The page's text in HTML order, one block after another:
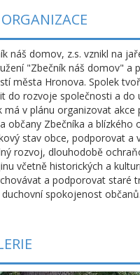
náš domov, z.s. vznikl na
"Zbečník náš domov" a
města Hronova. Spolek
do rozvoje společnosti a do
má v plánu organizovat akce
občany Zbečníka a blízkého
stav obce, podporovat a
rozvoj, dlouhodobě
včetně historických a
a podporovat staré
spokojenost občanů.